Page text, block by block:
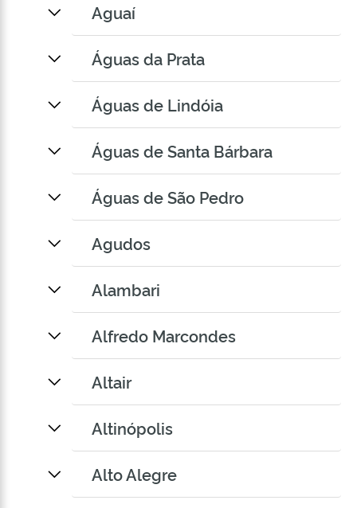
Aguaí
Águas da Prata
Águas de Lindóia
Águas de Santa Bárbara
Águas de São Pedro
Agudos
Alambari
Alfredo Marcondes
Altair
Altinópolis
Alto Alegre